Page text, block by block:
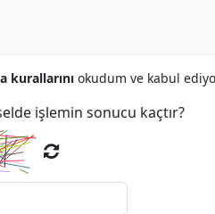
kurallarını okudum ve kabul
işlemin sonucu kaçtır?